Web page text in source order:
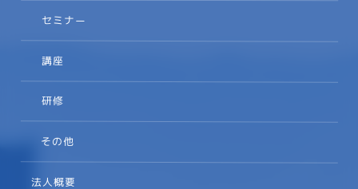
セミナー
講座
研修
その他
法人概要